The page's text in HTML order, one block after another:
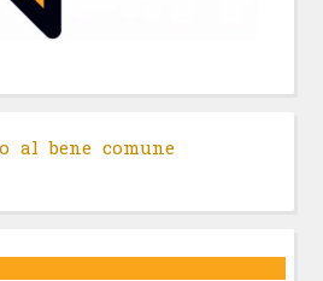
al bene comune